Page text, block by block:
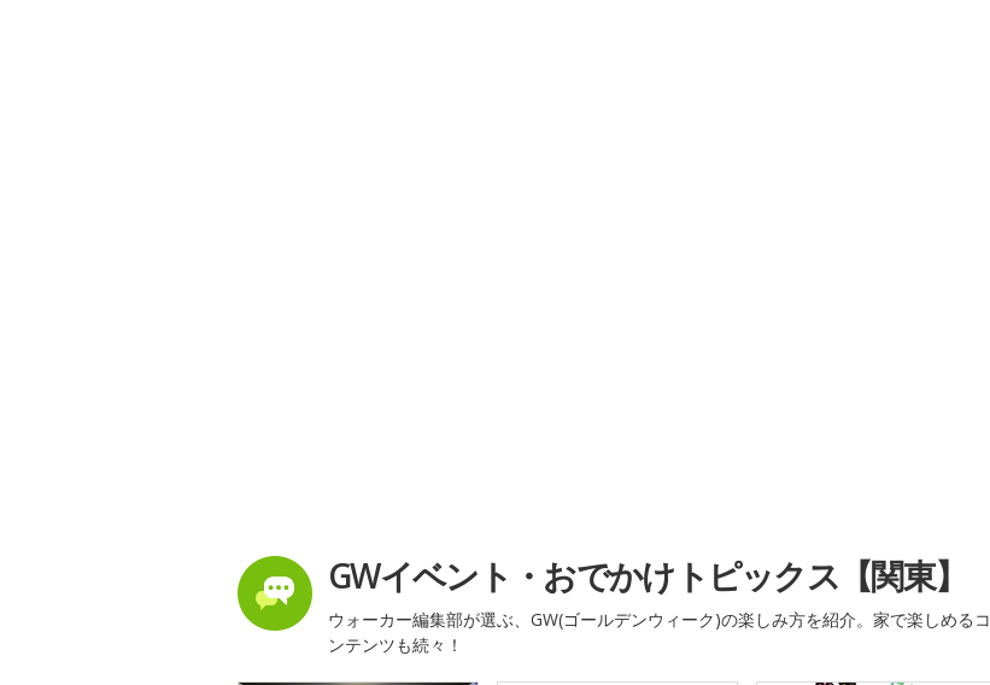
GWイベント・おでかけトピックス【関東】
ウォーカー編集部が選ぶ、GW(ゴールデンウィーク)の楽しみ方を紹介。家で楽しめるコ
ンテンツも続々！